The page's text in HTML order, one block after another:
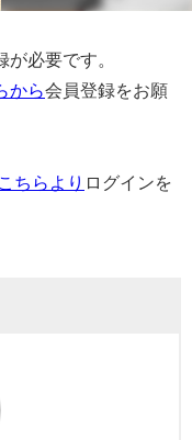
必要です。
から会員登録をお願
こちらより ログインを